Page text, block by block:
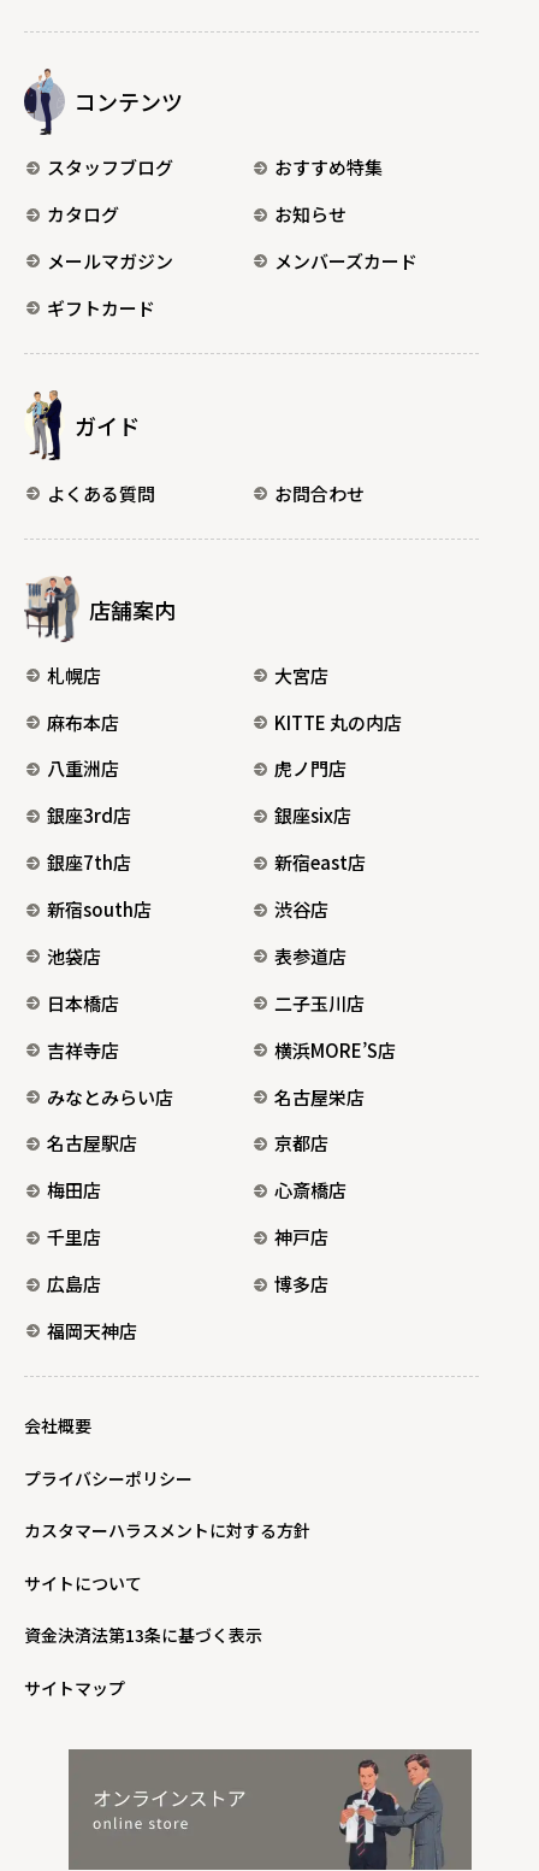
コンテンツ
スタッフブログ
おすすめ特集
カタログ
お知らせ
メールマガジン
メンバーズカード
ギフトカード
ガイド
よくある質問 お問合わせ
店舗案内
札幌店
大宮店
麻布本店
KITTE 丸の内店
八重洲店
虎ノ門店
銀座3rd店
銀座six店
銀座7th店
新宿east店
新宿south店
渋谷店
池袋店
表参道店
日本橋店
二子玉川店
吉祥寺店
横浜MORE’S店
みなとみらい店
名古屋栄店
名古屋駅店
京都店
梅田店
心斎橋店
千里店
神戸店
広島店
博多店
福岡天神店
会社概要
プライバシーポリシー
カスタマーハラスメントに対する方針
サイトについて
資金決済法第13条に基づく表示
サイトマップ